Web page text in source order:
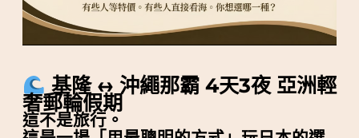
基隆 ↔ 沖繩那霸 4天3夜 亞洲輕
奢郵輪假期
這不是旅行。